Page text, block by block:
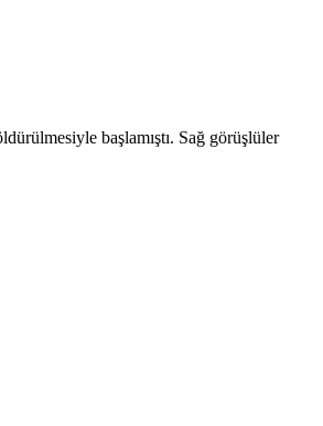
başlamıştı. Sağ görüşlüler